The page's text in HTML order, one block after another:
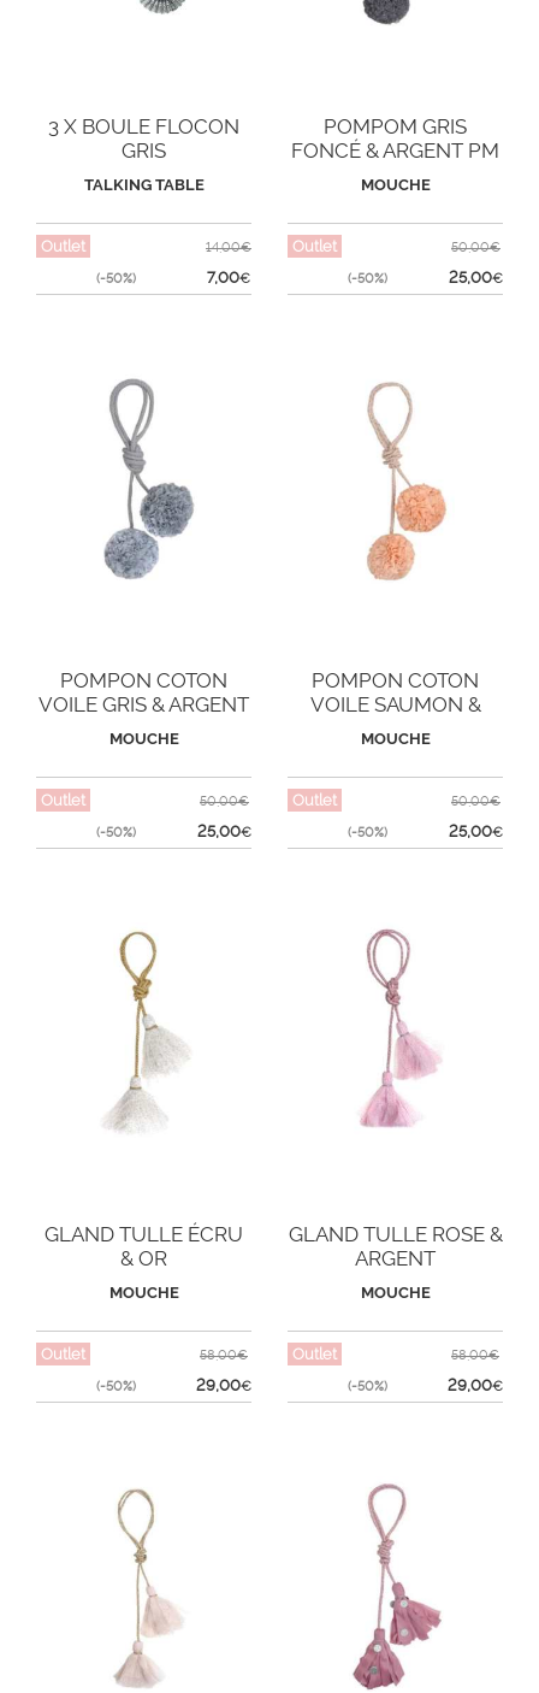
3 X BOULE FLOCON
GRIS
TALKING TABLE
Outlet
(-50%)
14,00€
7,00€
POMPOM GRIS
FONCÉ & ARGENT PM
MOUCHE
Outlet
(-50%)
50,00€
25,00€
POMPON COTON
VOILE GRIS & ARGENT
PM
MOUCHE
Outlet
(-50%)
50,00€
25,00€
POMPON COTON
VOILE SAUMON &
ARGENT PM
MOUCHE
Outlet
(-50%)
50,00€
25,00€
GLAND TULLE ÉCRU
& OR
MOUCHE
Outlet
(-50%)
58,00€
29,00€
GLAND TULLE ROSE &
ARGENT
MOUCHE
Outlet
(-50%)
58,00€
29,00€